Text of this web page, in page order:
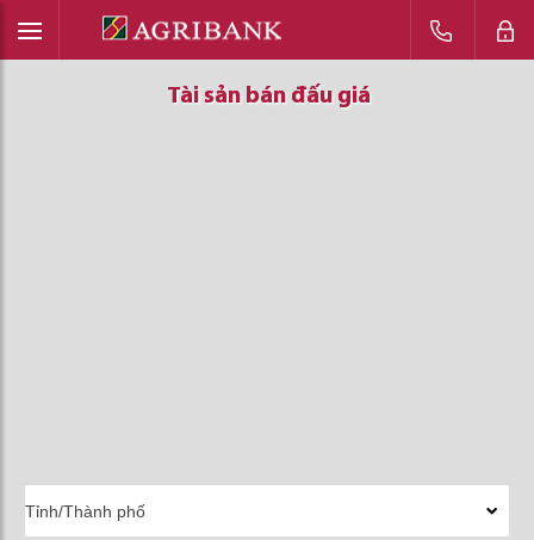
Tài sản bán đấu giá
Tài sản bán đấu giá
Tài sản bán đấu giá